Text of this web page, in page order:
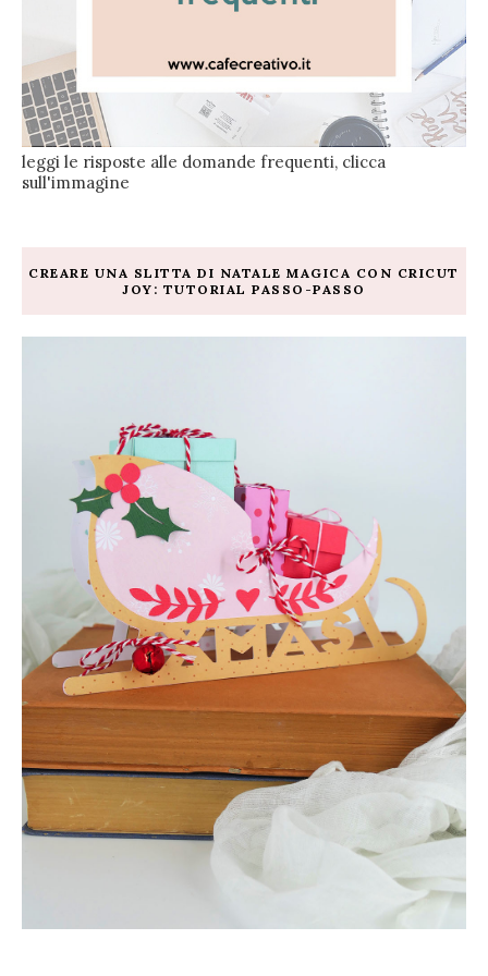
leggi le risposte alle domande frequenti, clicca
sull'immagine
CREARE UNA SLITTA DI NATALE MAGICA CON CRICUT
JOY: TUTORIAL PASSO-PASSO